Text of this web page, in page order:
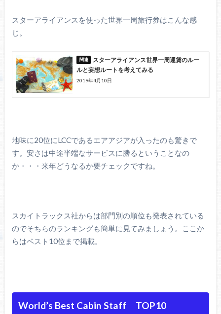
スターアライアンスを使った世界一周旅行券はこんな感
じ。
スターアライアンス世界一周運賃のルー
ルと妄想ルートを考えてみる
2019年4月10日
地味に20位にLCCであるエアアジアが入ったのも驚きで
す。安さは中途半端なサービスに勝るということなの
か・・・来年どうなるか要チェックですね。
スカイトラックス社からは部門別の順位も発表されている
のでそちらのランキングも簡単に見てみましょう。ここか
らはベスト10位まで掲載。
World’s Best Cabin Staff TOP10